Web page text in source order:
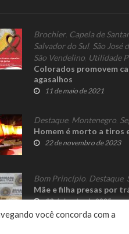
Brochier, Capela de
Salvador do Sul, São José
São Vendelino Utilidade
Colorados promovem
agasalhos
11 de maio de 2021
Destaque, Montenegro
Homem é morto a tiros
22 de novembro de 2023
Bom Princípio Destaque,
Mãe e filha presas por
30 de janeiro de 2025
você concorda com a